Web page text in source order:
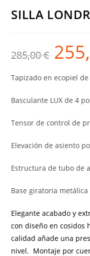
SILLA
285,00€
El
precio
original
285,00 €.
Tapizado en ecopiel
Basculante LUX de 4
Tensor de control de
Elevación de asiento
Estructura de tubo de
Base giratoria metálica
Elegante acabado y
con diseño en cosidos
calidad añade una
nivel. Montaje por